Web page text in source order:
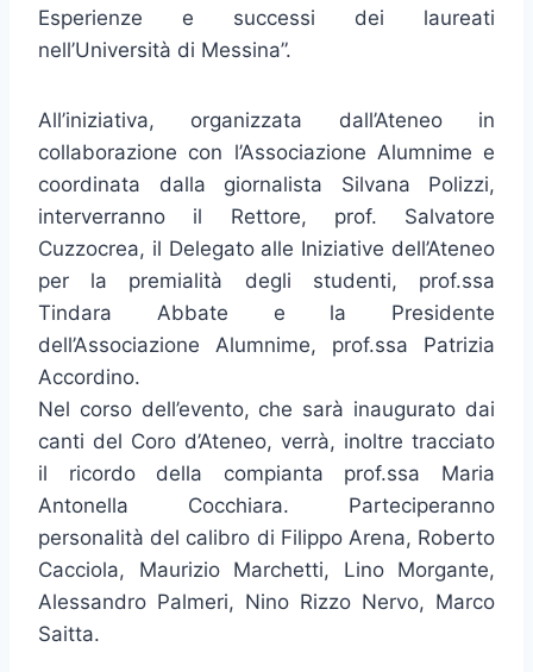
Esperienze e successi dei laureati
nell’Università di Messina”.
All’iniziativa, organizzata dall’Ateneo in
collaborazione con l’Associazione Alumnime e
coordinata dalla giornalista Silvana Polizzi,
interverranno il Rettore, prof. Salvatore
Cuzzocrea, il Delegato alle Iniziative dell’Ateneo
per la premialità degli studenti, prof.ssa
Tindara Abbate e la Presidente
dell’Associazione Alumnime, prof.ssa Patrizia
Accordino.
Nel corso dell’evento, che sarà inaugurato dai
canti del Coro d’Ateneo, verrà, inoltre tracciato
il ricordo della compianta prof.ssa Maria
Antonella Cocchiara. Parteciperanno
personalità del calibro di Filippo Arena, Roberto
Cacciola, Maurizio Marchetti, Lino Morgante,
Alessandro Palmeri, Nino Rizzo Nervo, Marco
Saitta.